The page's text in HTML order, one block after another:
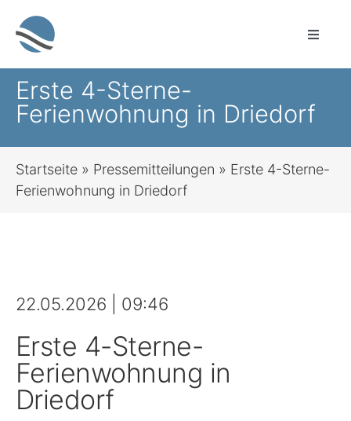
Inhalt
springen
Toggle
Leichte Sprache
Startseite
Katastrophenschutz
Schule, Bildung & Förderung
Erste 4-Sterne-
Ferienwohnung in Driedorf
Startseite » Pressemitteilungen » Erste 4-Sterne-
Ferienwohnung in Driedorf
22.05.2026 | 09:46
Erste 4-Sterne-
Ferienwohnung in
Driedorf